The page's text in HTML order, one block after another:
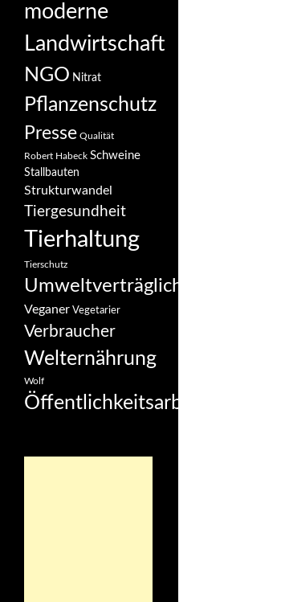
moderne
Landwirtschaft
NGO Nitrat
Pflanzenschutz
Presse Qualität
Robert Habeck Schweine
Stallbauten
Strukturwandel
Tiergesundheit
Tierhaltung
Tierschutz
Umweltverträglichkeit
Veganer Vegetarier
Verbraucher
Welternährung
Wolf
Öffentlichkeitsarbeit